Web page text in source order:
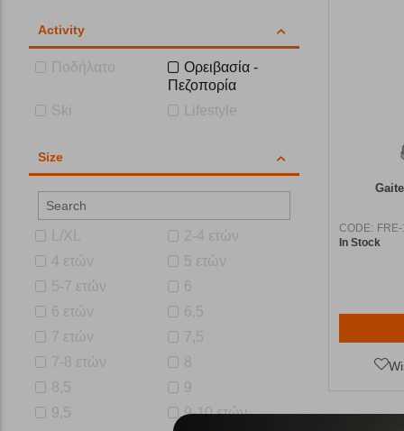
Activity
Ποδήλατο
Ορειβασία -
Πεζοπορία
Ski
Lifestyle
Size
L/XL
2-4 ετών
4 ετών
5 ετών
5-7 ετών
6
6 ετών
6,5
7 ετών
7,5
7-8 ετών
8
8,5
9
9,5
9-10 ετών
CODE: FRE-
In Stock
Σε αυτή την